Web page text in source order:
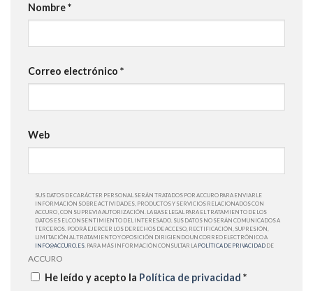
Nombre*
Correo electrónico *
Web
SUS DATOS DE CARÁCTER PERSONAL SERÁN TRATADOS POR ACCURO PARA ENVIARLE
INFORMACIÓN SOBRE ACTIVIDADES, PRODUCTOS Y SERVICIOS RELACIONADOS CON
ACCURO , CON SU PREVIA AUTORIZACIÓN. LA BASE LEGAL PARA EL TRATAMIENTO DE LOS
DATOS ES EL CONSENTIMIENTO DEL INTERESADO. SUS DATOS NO SERÁN COMUNICADOS A
TERCEROS. PODRÁ EJERCER LOS DERECHOS DE ACCESO, RECTIFICACIÓN, SUPRESIÓN,
LIMITACIÓN AL TRATAMIENTO Y OPOSICIÓN DIRIGIENDO UN CORREO ELECTRÓNICO A
INFO@ACCURO.ES . PARA MÁS INFORMACIÓN CONSULTAR LA POLÍTICA DE PRIVACIDAD DE
ACCURO
He leído y acepto la Política de privacidad *